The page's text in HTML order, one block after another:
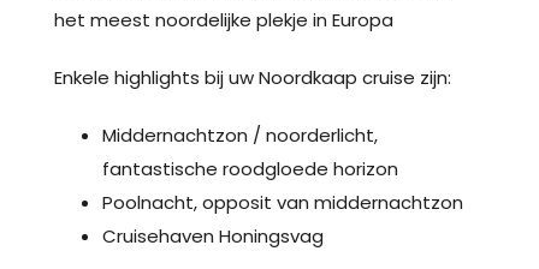
het meest noordelijke plekje in Europa
Enkele highlights bij uw Noordkaap cruise zijn:
Middernachtzon / noorderlicht,
fantastische roodgloede horizon
Poolnacht, opposit van middernachtzon
Cruisehaven Honingsvag